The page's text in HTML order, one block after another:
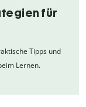
für
Tipps und
Lernen.